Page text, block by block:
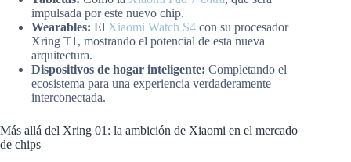
impulsada por este nuevo chip.
Wearables: El Xiaomi Watch S4 con su procesador
Xring T1, mostrando el potencial de esta nueva
arquitectura.
Dispositivos de hogar inteligente: Completando el
ecosistema para una experiencia verdaderamente
interconectada.
Más allá del Xring 01: la ambición de Xiaomi en el mercado
de chips